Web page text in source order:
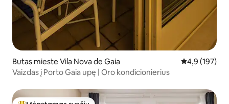
Butas mieste Vila Nova de Gaia Vidutinis
4,9 (197)
Vaizdas į Porto Gaia upę | Oro kondicionierius